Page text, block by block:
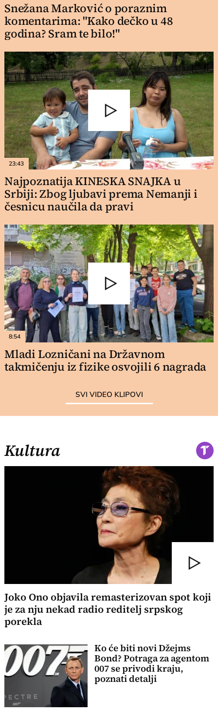
Snežana Marković o poraznim
komentarima: "Kako dečko u 48
godina? Sram te bilo!"
23:43
Najpoznatija KINESKA SNAJKA u
Srbiji: Zbog ljubavi prema Nemanji i
česnicu naučila da pravi
8:54
Mladi Lozničani na Državnom
takmičenju iz fizike osvojili 6 nagrada
SVI VIDEO KLIPOVI
Kultura
Joko Ono objavila remasterizovan spot koji
je za nju nekad radio reditelj srpskog
porekla
Ko će biti novi Džejms
Bond? Potraga za agentom
007 se privodi kraju,
poznati detalji